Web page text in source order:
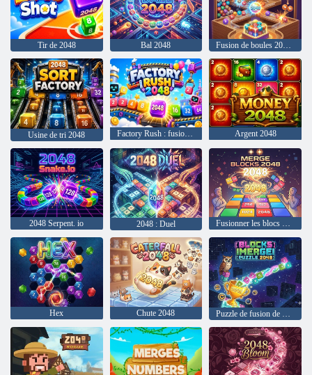
Tir de 2048 Bal 2048
Usine de tri 2048 Factory Rush : fusion 2048 Argent 2048
2048 Serpent. io 2048 : Duel Fusionner les blocs 2048
Hex Chute 2048 Puzzle de fusion de blocs 2048